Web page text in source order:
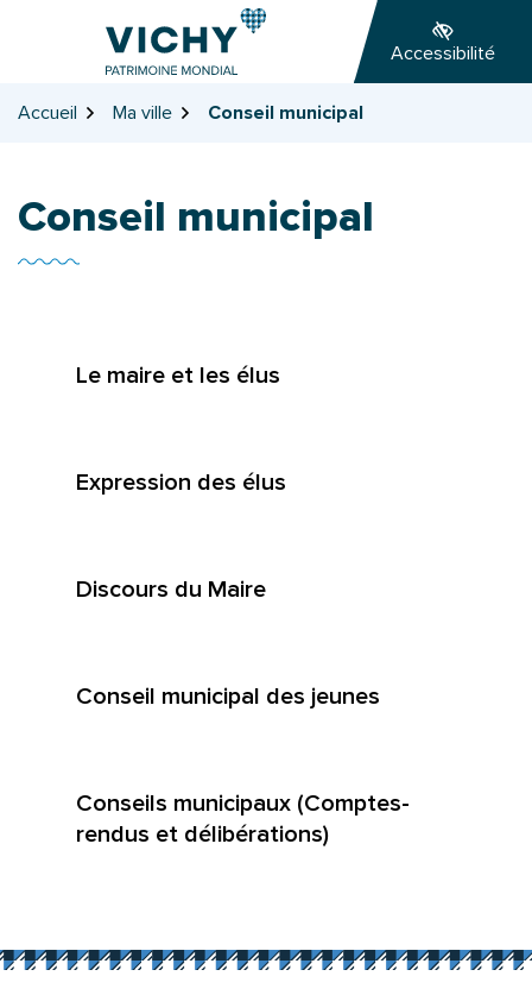
page
Accessibilité
Accueil Ma ville Conseil municipal
Conseil municipal
Le maire et les élus
Expression des élus
Discours du Maire
Conseil municipal des jeunes
Conseils municipaux (Comptes-
rendus et délibérations)